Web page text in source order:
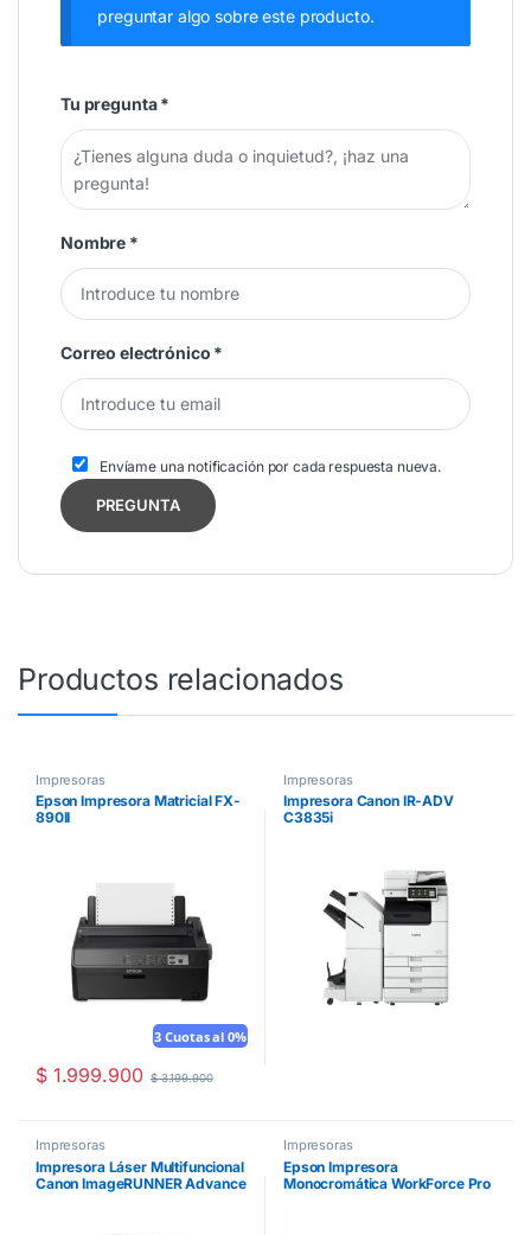
preguntar algo sobre este producto.
Tu pregunta*
Nombre *
Correo electrónico *
Envíame una notificación por cada respuesta nueva.
Productos relacionados
Impresoras
Epson Impresora Matricial FX-
890II
3 Cuotas al 0%
$1.999.900 $3.199.900
Impresoras
Impresora Canon IR-ADV
C3835i
Impresoras
Impresora Láser Multifuncional
Canon ImageRUNNER Advance
Impresoras
Epson Impresora
Monocromática WorkForce Pro